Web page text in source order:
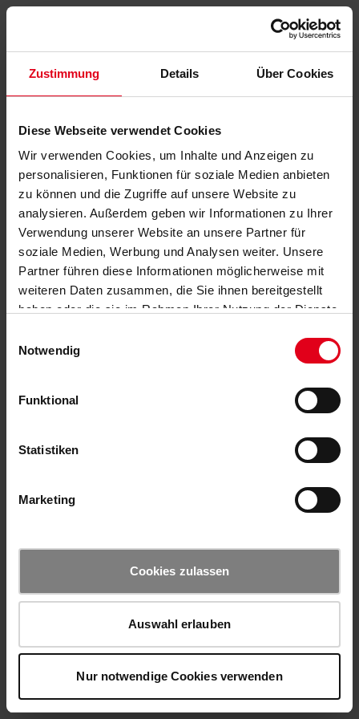
Zustimmung Details Über Cookies
Diese Webseite verwendet Cookies
Wir verwenden Cookies, um Inhalte und Anzeigen zu
personalisieren, Funktionen für soziale Medien anbieten
zu können und die Zugriffe auf unsere Website zu
analysieren. Außerdem geben wir Informationen zu Ihrer
Verwendung unserer Website an unsere Partner für
soziale Medien, Werbung und Analysen weiter. Unsere
Partner führen diese Informationen möglicherweise mit
weiteren Daten zusammen, die Sie ihnen bereitgestellt
haben oder die sie im Rahmen Ihrer Nutzung der Dienste
Notwendig
Funktional
Statistiken
Marketing
Cookies zulassen
Auswahl erlauben
Nur notwendige Cookies verwenden